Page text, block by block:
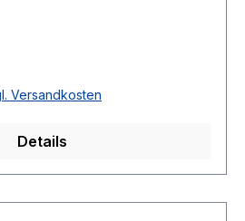
Versandkosten
Details